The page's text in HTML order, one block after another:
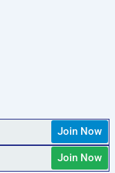
Join Now
Join Now